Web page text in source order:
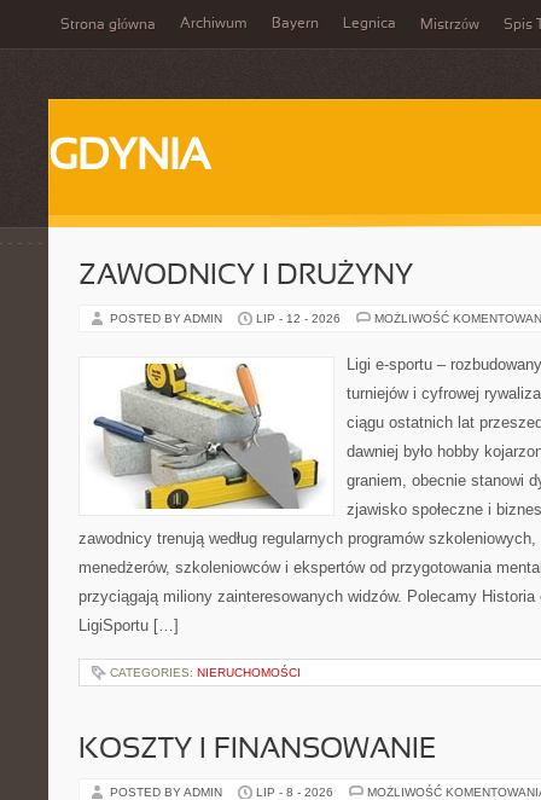
Strona główna Archiwum Bayern Legnica Mistrzów Spis
GDYNIA
ZAWODNICY I DRUŻYNY
POSTED BY ADMIN LIP - 12 - 2026 MOŻLIWOŚĆ
Ligi e-sportu –
turniejów i cyfrowej
ciągu ostatnich lat
dawniej było hobby
graniem, obecnie stanowi
zjawisko społeczne i
zawodnicy trenują według regularnych programów
menedżerów, szkoleniowców i ekspertów od przygotowania
przyciągają miliony zainteresowanych widzów. Polecamy
LigiSportu […]
CATEGORIES: NIERUCHOMOŚCI
KOSZTY I FINANSOWANIE
POSTED BY ADMIN LIP - 8 - 2026 MOŻLIWOŚĆ